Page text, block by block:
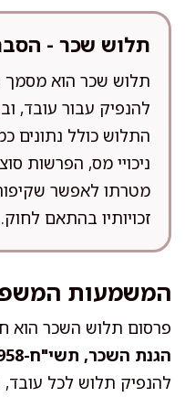
תלוש שכר -
תלוש שכר הוא מסמך
להנפיק עבור עובד,
התלוש כולל נתונים
ניכויי מס, הפרשות
מטרתו לאפשר
זכויותיו בהתאם לחוק.
המשמעות
פרסום תלוש השכר הוא
הגנת השכר, תשי"ח-1958
להנפיק תלוש לכל עובד,